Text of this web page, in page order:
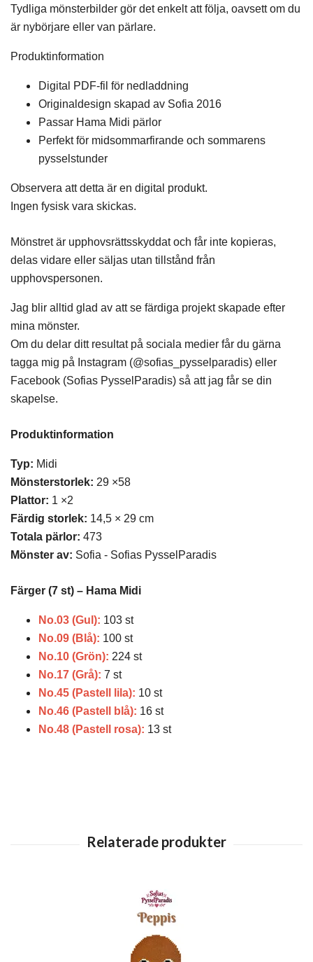
Tydliga mönsterbilder gör det enkelt att följa, oavsett om du
är nybörjare eller van pärlare.
Produktinformation
Digital PDF-fil för nedladdning
Originaldesign skapad av Sofia 2016
Passar Hama Midi pärlor
Perfekt för midsommarfirande och sommarens
pysselstunder
Observera att detta är en digital produkt.
Ingen fysisk vara skickas.
Mönstret är upphovsrättsskyddat och får inte kopieras,
delas vidare eller säljas utan tillstånd från
upphovspersonen.
Jag blir alltid glad av att se färdiga projekt skapade efter
mina mönster.
Om du delar ditt resultat på sociala medier får du gärna
tagga mig på Instagram (@sofias_pysselparadis) eller
Facebook (Sofias PysselParadis) så att jag får se din
skapelse.
Produktinformation
Typ: Midi
Mönsterstorlek: 29 ×58
Plattor: 1 ×2
Färdig storlek: 14,5 × 29 cm
Totala pärlor: 473
Mönster av: Sofia - Sofias PysselParadis
Färger (7 st) – Hama Midi
No.03 (Gul): 103 st
No.09 (Blå): 100 st
No.10 (Grön): 224 st
No.17 (Grå): 7 st
No.45 (Pastell lila): 10 st
No.46 (Pastell blå): 16 st
No.48 (Pastell rosa): 13 st